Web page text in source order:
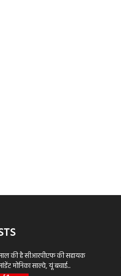
की है सीआरपीएफ की सहायक
मोनिका साल्वे, यूं बचाई...